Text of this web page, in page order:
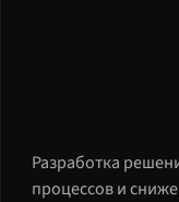
Разработка
процессов и